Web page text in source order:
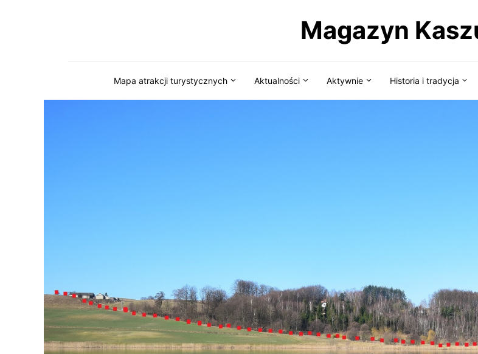
Magazyn
Mapa atrakcji turystycznych Aktualności Aktywnie Historia i tradycja